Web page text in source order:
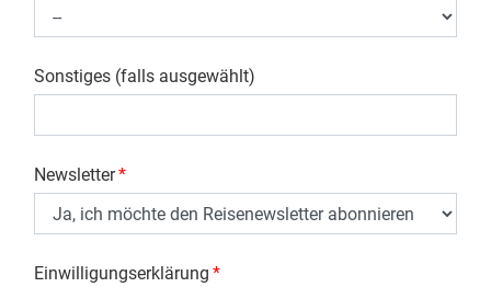
Sonstiges (falls ausgewählt)
Newsletter*
Einwilligungserklärung *